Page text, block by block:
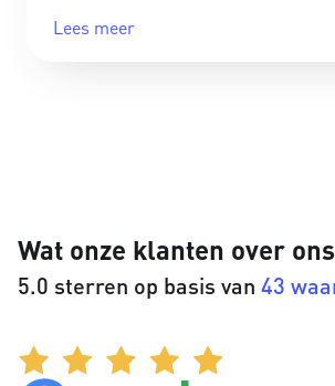
Lees meer
Wat onze klanten over
5.0 sterren op basis van 43